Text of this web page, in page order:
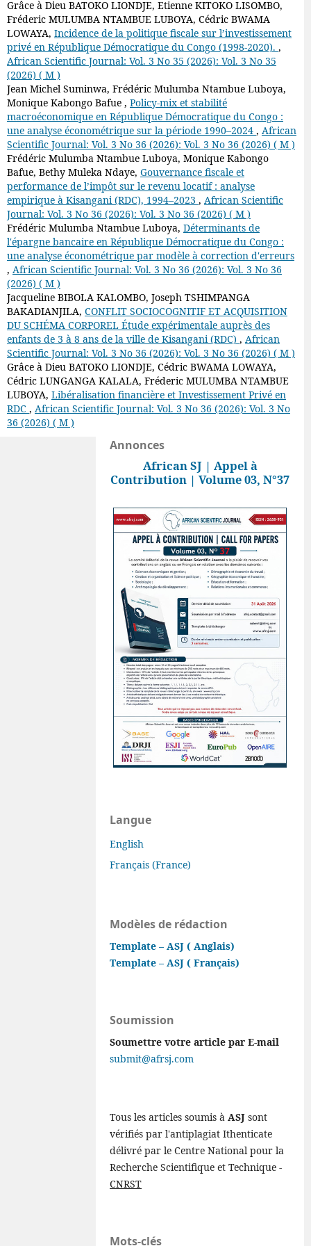
Grâce à Dieu BATOKO LIONDJE, Etienne KITOKO LISOMBO,
Fréderic MULUMBA NTAMBUE LUBOYA, Cédric BWAMA
LOWAYA, Incidence de la politique fiscale sur l’investissement
privé en République Démocratique du Congo (1998-2020). ,
African Scientific Journal: Vol. 3 No 35 (2026): Vol. 3 No 35
(2026) ( M )
Jean Michel Suminwa, Frédéric Mulumba Ntambue Luboya,
Monique Kabongo Bafue , Policy-mix et stabilité
macroéconomique en République Démocratique du Congo :
une analyse économétrique sur la période 1990–2024 , African
Scientific Journal: Vol. 3 No 36 (2026): Vol. 3 No 36 (2026) ( M )
Frédéric Mulumba Ntambue Luboya, Monique Kabongo
Bafue, Bethy Muleka Ndaye, Gouvernance fiscale et
performance de l’impôt sur le revenu locatif : analyse
empirique à Kisangani (RDC), 1994–2023 , African Scientific
Journal: Vol. 3 No 36 (2026): Vol. 3 No 36 (2026) ( M )
Frédéric Mulumba Ntambue Luboya, Déterminants de
l'épargne bancaire en République Démocratique du Congo :
une analyse économétrique par modèle à correction d'erreurs
, African Scientific Journal: Vol. 3 No 36 (2026): Vol. 3 No 36
(2026) ( M )
Jacqueline BIBOLA KALOMBO, Joseph TSHIMPANGA
BAKADIANJILA, CONFLIT SOCIOCOGNITIF ET ACQUISITION
DU SCHÉMA CORPOREL Étude expérimentale auprès des
enfants de 3 à 8 ans de la ville de Kisangani (RDC) , African
Scientific Journal: Vol. 3 No 36 (2026): Vol. 3 No 36 (2026) ( M )
Grâce à Dieu BATOKO LIONDJE, Cédric BWAMA LOWAYA,
Cédric LUNGANGA KALALA, Fréderic MULUMBA NTAMBUE
LUBOYA, Libéralisation financière et Investissement Privé en
RDC , African Scientific Journal: Vol. 3 No 36 (2026): Vol. 3 No
36 (2026) ( M )
Annonces
African SJ | Appel à
Contribution | Volume 03, N°37
Langue
English
Français (France)
Modèles de rédaction
Template – ASJ ( Anglais)
Template – ASJ ( Français)
Soumission
Soumettre votre article par E-mail
submit@afrsj.com
Tous les articles soumis àASJ sont
vérifiés par l'antiplagiat Ithenticate
délivré par le Centre National pour la
Recherche Scientifique et Technique -
CNRST
Mots-clés